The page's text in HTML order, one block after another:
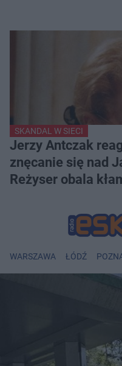
SKANDAL W SIECI
Jerzy Antczak
znęcanie się nad
Reżyser obala
WARSZAWA ŁÓDŹ